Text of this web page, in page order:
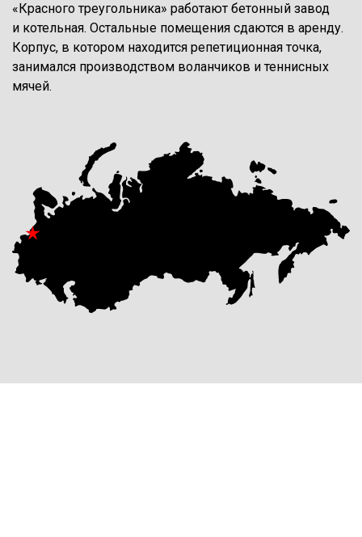
«Красного треугольника» работают бетонный завод
и котельная. Остальные помещения сдаются в аренду.
Корпус, в котором находится репетиционная точка,
занимался производством воланчиков и теннисных
мячей.